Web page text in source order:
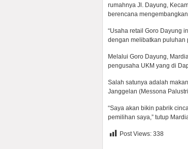
rumahnya Jl. Dayung,
berencana
“Usaha retail Goro Dayung
dengan melibatkan puluhan
Melalui Goro Dayung,
pengusaha UKM yang di
Salah satunya adalah
Janggelan (Messona
“Saya akan bikin pabrik
pemilihan saya,” tutup
Post Views: 338